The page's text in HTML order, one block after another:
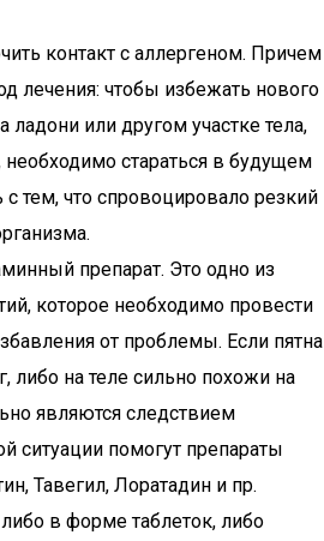
контакт с аллергеном. Причем
лечения: чтобы избежать нового
ладони или другом участке тела,
стараться в будущем
с тем, что спровоцировало резкий
препарат. Это одно из
которое необходимо провести
от проблемы. Если пятна
либо на теле сильно похожи на
являются следствием
ситуации помогут препараты
Тавегил, Лоратадин и пр.
в форме таблеток, либо